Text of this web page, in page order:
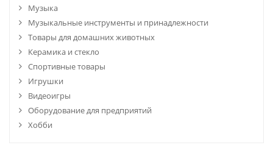
Музыка
Музыкальные инструменты и принадлежности
Товары для домашних животных
Керамика и стекло
Спортивные товары
Игрушки
Видеоигры
Оборудование для предприятий
Хобби